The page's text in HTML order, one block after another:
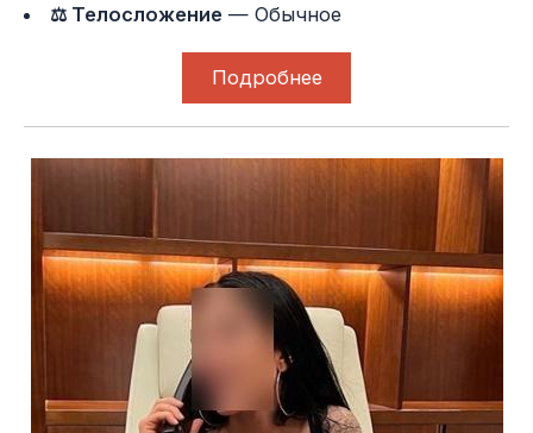
⚖ Телосложение — Обычное
Подробнее